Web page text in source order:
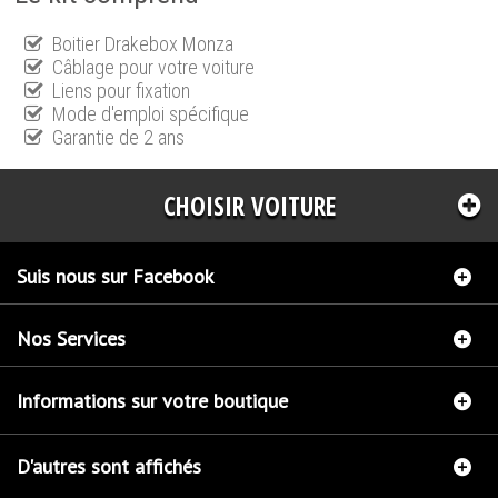
Boitier Drakebox Monza
Câblage pour votre voiture
Liens pour fixation
Mode d'emploi spécifique
Garantie de 2 ans
CHOISIR VOITURE
Suis nous sur Facebook
Nos Services
Informations sur votre boutique
D'autres sont affichés